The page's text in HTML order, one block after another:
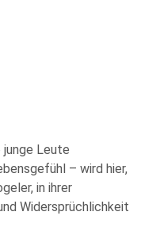
Leute
– wird hier,
in ihrer
Widersprüchlichkeit